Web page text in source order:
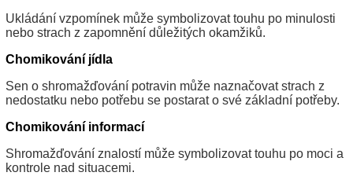
Ukládání vzpomínek může symbolizovat touhu po minulosti
nebo strach z zapomnění důležitých okamžiků.
Chomikování jídla
Sen o shromažďování potravin může naznačovat strach z
nedostatku nebo potřebu se postarat o své základní potřeby.
Chomikování informací
Shromažďování znalostí může symbolizovat touhu po moci a
kontrole nad situacemi.